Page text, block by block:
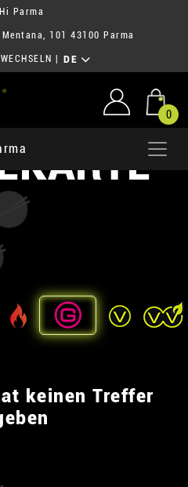
Parma
101 43100 Parma
DE
0
keinen Treffer